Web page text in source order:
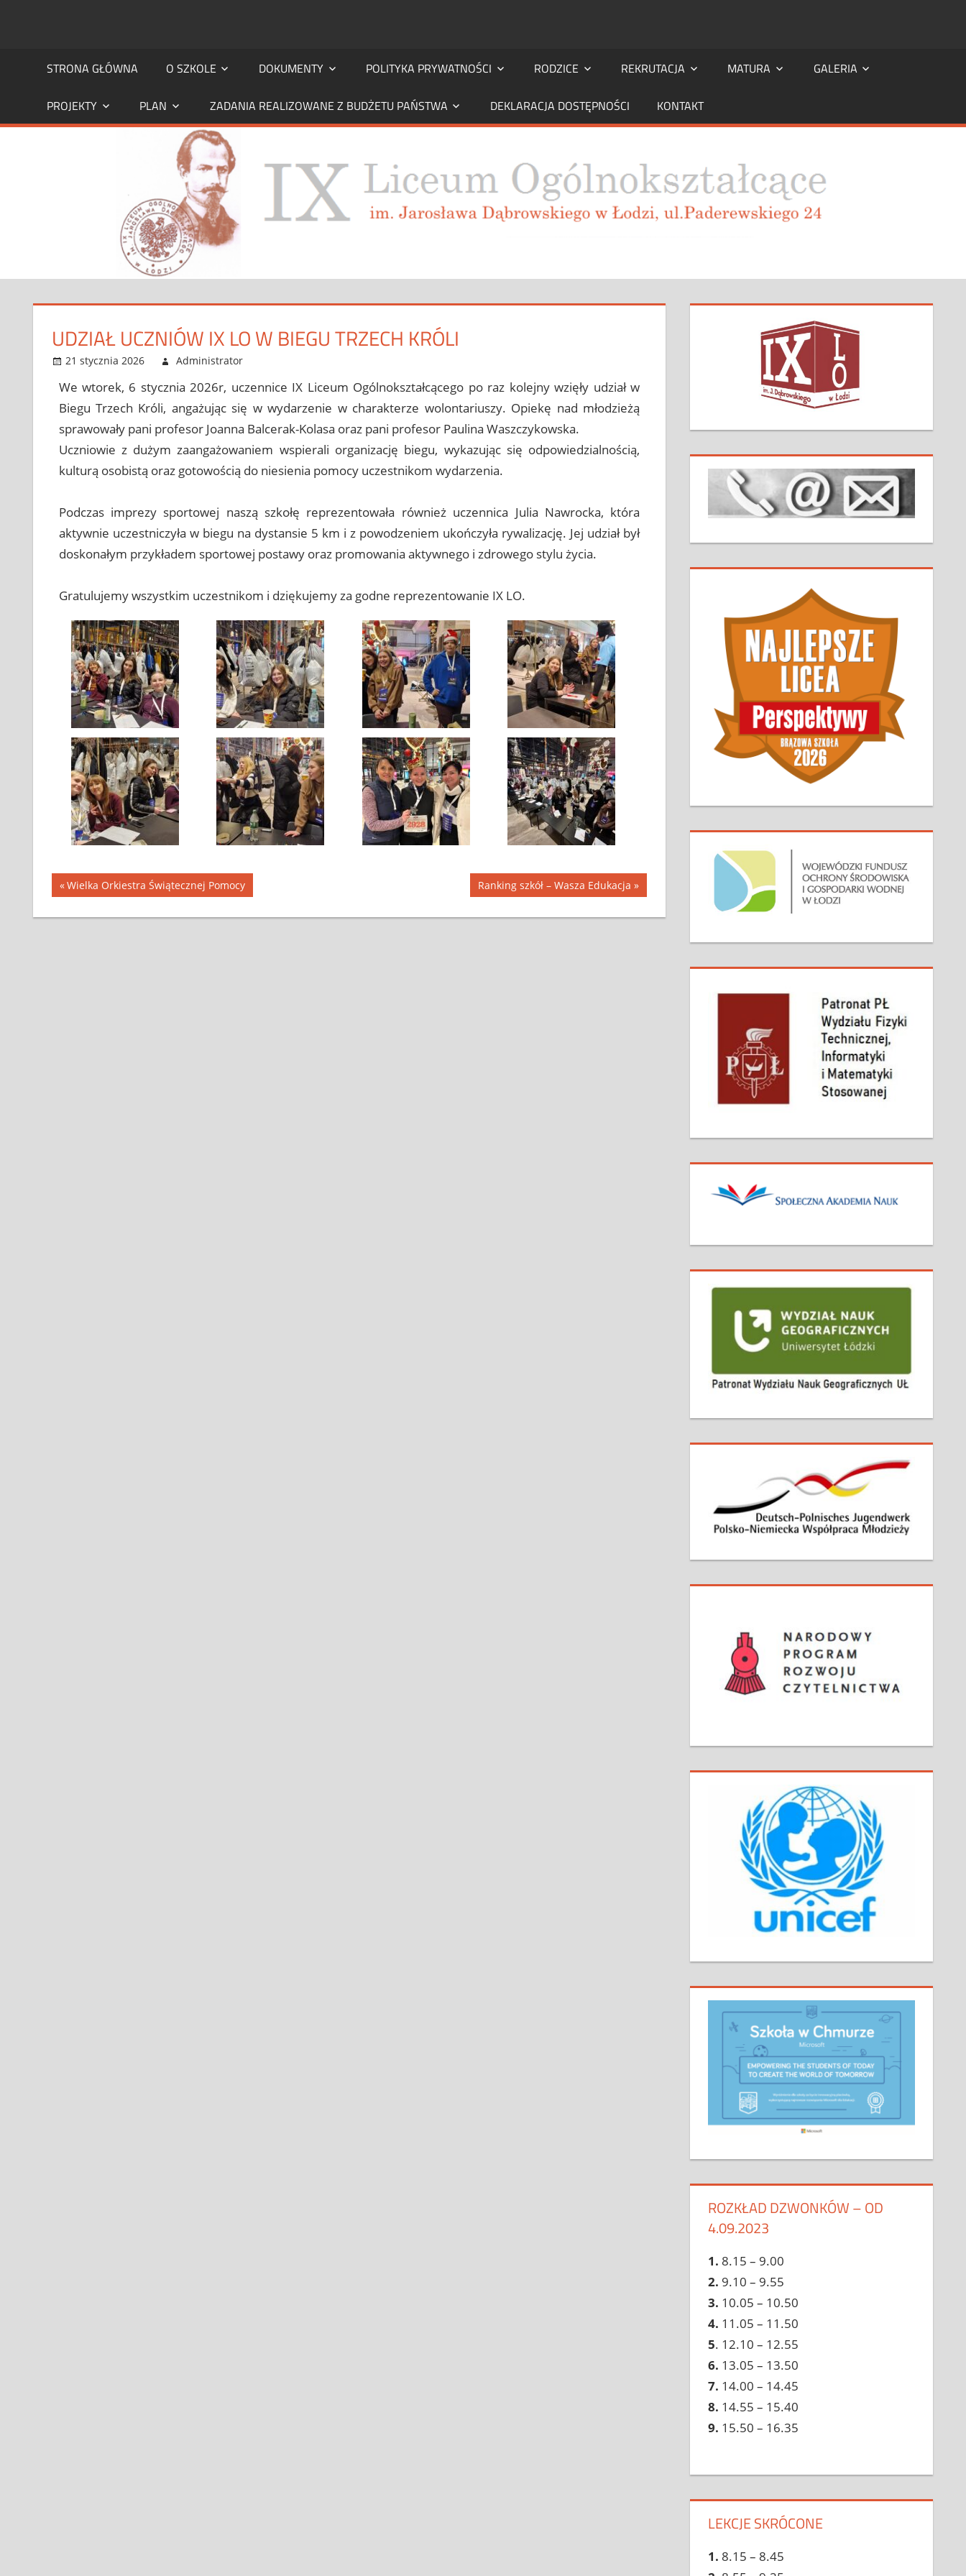
IX
LO
LOSTRONA GŁÓWNA O SZKOLE DOKUMENTY POLITYKA PRYWATNOŚCI RODZICE REKRUTACJA MATURA GALERIA
PROJEKTY PLAN ZADANIA REALIZOWANE Z BUDŻETU PAŃSTWA DEKLARACJA DOSTĘPNOŚCI KONTAKT
UDZIAŁ UCZNIÓW IX LO W BIEGU TRZECH KRÓLI
21 stycznia 2026 Administrator
We wtorek, 6 stycznia 2026r, uczennice IX Liceum Ogólnokształcącego po raz kolejny wzięły udział w
Biegu Trzech Króli, angażując się w wydarzenie w charakterze wolontariuszy. Opiekę nad młodzieżą
sprawowały pani profesor Joanna Balcerak-Kolasa oraz pani profesor Paulina Waszczykowska.
Uczniowie z dużym zaangażowaniem wspierali organizację biegu, wykazując się odpowiedzialnością,
kulturą osobistą oraz gotowością do niesienia pomocy uczestnikom wydarzenia.
Podczas imprezy sportowej naszą szkołę reprezentowała również uczennica Julia Nawrocka, która
aktywnie uczestniczyła w biegu na dystansie 5 km i z powodzeniem ukończyła rywalizację. Jej udział był
doskonałym przykładem sportowej postawy oraz promowania aktywnego i zdrowego stylu życia.
Gratulujemy wszystkim uczestnikom i dziękujemy za godne reprezentowanie IX LO.
Wielka Orkiestra Świątecznej Pomocy Ranking szkół – Wasza Edukacja
ROZKŁAD DZWONKÓW – OD
4.09.2023
1. 8.15 – 9.00
2. 9.10 – 9.55
3. 10.05 – 10.50
4. 11.05 – 11.50
5. 12.10 – 12.55
6. 13.05 – 13.50
7. 14.00 – 14.45
8. 14.55 – 15.40
9. 15.50 – 16.35
LEKCJE SKRÓCONE
1. 8.15 – 8.45